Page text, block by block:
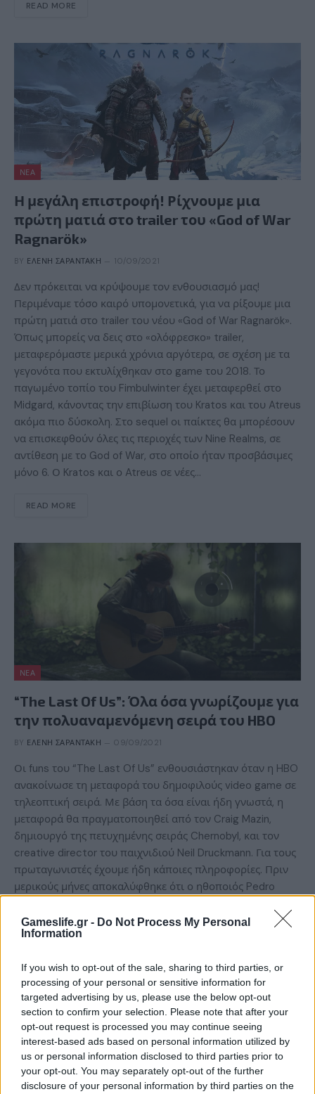
Gameslife.gr - Do Not Process My Personal
Information
If you wish to opt-out of the sale, sharing to third parties, or
processing of your personal or sensitive information for
targeted advertising by us, please use the below opt-out
section to confirm your selection. Please note that after your
opt-out request is processed you may continue seeing
interest-based ads based on personal information utilized by
us or personal information disclosed to third parties prior to
your opt-out. You may separately opt-out of the further
disclosure of your personal information by third parties on the
READ MORE
ΝΈΑ
Η μεγάλη επιστροφή! Ρίχνουμε μια
πρώτη ματιά στο trailer του «God of War
Ragnarök»
BY ΕΛΈΝΗ ΣΑΡΑΝΤΆΚΗ 10/09/2021
Δεν πρόκειται να κρύψουμε τον ενθουσιασμό μας!
Περιμέναμε τόσο καιρό υπομονετικά, για να ρίξουμε μια
πρώτη ματιά στο trailer του νέου «God of War Ragnarök».
Όπως μπορείς να δεις στο «ολόφρεσκο» trailer,
μεταφερόμαστε μερικά χρόνια αργότερα, σε σχέση με τα
γεγονότα που εκτυλίχθηκαν στο game του 2018. Το
παγωμένο τοπίο του Fimbulwinter έχει μεταφερθεί στο
Midgard, κάνοντας την επιβίωση του Kratos και του Atreus
ακόμα πιο δύσκολη. Στο sequel οι παίκτες θα μπορέσουν
να επισκεφθούν όλες τις περιοχές των Nine Realms, σε
αντίθεση με το God of War, στο οποίο ήταν προσβάσιμες
μόνο 6. Ο Kratos και ο Atreus σε νέες…
READ MORE
ΝΈΑ
“The Last Of Us”: Όλα όσα γνωρίζουμε για
την πολυαναμενόμενη σειρά του HBO
BY ΕΛΈΝΗ ΣΑΡΑΝΤΆΚΗ 09/09/2021
Οι funs του “The Last Of Us” ενθουσιάστηκαν όταν η HBO
ανακοίνωσε τη μεταφορά του δημοφιλούς video game σε
τηλεοπτική σειρά. Με βάση τα όσα είναι ήδη γνωστά, η
μεταφορά θα πραγματοποιηθεί από τον Craig Mazin,
δημιουργό της πετυχημένης σειράς Chernobyl, και τον
creative director του παιχνιδιού Neil Druckmann. Για τους
πρωταγωνιστές έχουμε ήδη κάποιες πληροφορίες. Πριν
μερικούς μήνες αποκαλύφθηκε ότι ο ηθοποιός Pedro
θα ενσαρκώσει η Bella Ramsey. Πότε θα δούμε τη σειρά
Για ακόμα μια φορά όμως το ερώτημα είναι αν η σειρά θα
Last…
READ MORE